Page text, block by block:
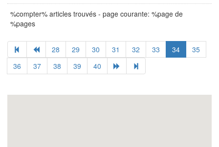
%compter% articles trouvés - page courante: %page de
%pages
28 29 30 31 32 33 34
35
36
37 38 39 40